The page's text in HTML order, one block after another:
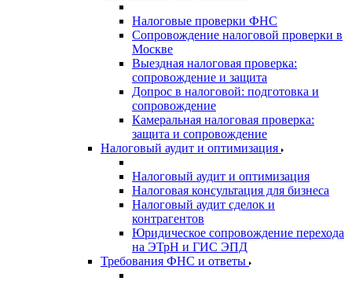
Налоговые проверки ФНС
Сопровождение налоговой проверки в
Москве
Выездная налоговая проверка:
сопровождение и защита
Допрос в налоговой: подготовка и
сопровождение
Камеральная налоговая проверка:
защита и сопровождение
Налоговый аудит и оптимизация
Налоговый аудит и оптимизация
Налоговая консультация для бизнеса
Налоговый аудит сделок и
контрагентов
Юридическое сопровождение перехода
на ЭТрН и ГИС ЭПД
Требования ФНС и ответы